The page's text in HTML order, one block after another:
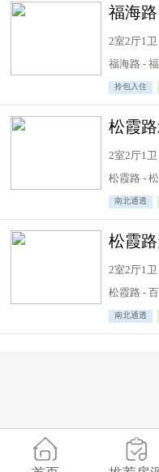
2室2厅1
福海路 -
拎包入住
2室2厅1
松霞路 -
南北通透
2室2厅1
松霞路 -
南北通透